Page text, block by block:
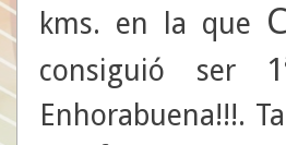
kms. en la que
consiguió ser
Enhorabuena!!!.